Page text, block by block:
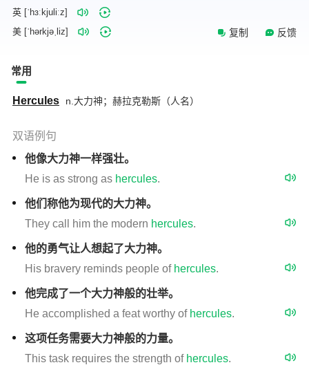
英 [ˈhɜːkjuliːz]
美 [ˈhərkjəˌliz]
复制 反馈
常用
Hercules n.大力神；赫拉克勒斯（人名）
双语例句
他像大力神一样强壮。
He is as strong as hercules.
他们称他为现代的大力神。
They call him the modern hercules.
他的勇气让人想起了大力神。
His bravery reminds people of hercules.
他完成了一个大力神般的壮举。
He accomplished a feat worthy of hercules.
这项任务需要大力神般的力量。
This task requires the strength of hercules.